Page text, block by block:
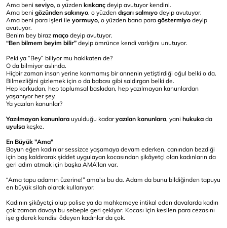
Ama beni seviyo, o yüzden kıskanç deyip avutuyor kendini.
Ama beni gözünden sakınıyo, o yüzden dışarı salmıyo deyip avutuyor.
Ama beni para işleri ile yormuyo, o yüzden bana para göstermiyo deyip
avutuyor.
Benim bey biraz maço deyip avutuyor.
“Ben bilmem beyim bilir” deyip ömrünce kendi varlığını unutuyor.
Peki ya “Bey” biliyor mu hakikaten de?
O da bilmiyor aslında.
Hiçbir zaman insan yerine konmamış bir annenin yetiştirdiği oğul belki o da.
Bilmezliğini gizlemek için o da babası gibi saldırgan belki de.
Hep korkudan, hep toplumsal baskıdan, hep yazılmayan kanunlardan
yaşanıyor her şey.
Ya yazılan kanunlar?
Yazılmayan kanunlara uyulduğu kadaryazılan kanunlara, yani hukuka da
uyulsa keşke.
En Büyük "Ama"
Boyun eğen kadınlar sessizce yaşamaya devam ederken, canından bezdiği
için baş kaldırarak şiddet uygulayan kocasından şikâyetçi olan kadınların da
geri adım atmak için başka AMA’ları var.
“Ama tapu adamın üzerine!” ama’sı bu da. Adam da bunu bildiğinden tapuyu
en büyük silah olarak kullanıyor.
Kadının şikâyetçi olup polise ya da mahkemeye intikal eden davalarda kadın
çok zaman davayı bu sebeple geri çekiyor. Kocası için kesilen para cezasını
işe giderek kendisi ödeyen kadınlar da çok.